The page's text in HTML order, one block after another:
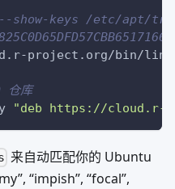
--show-keys /etc/apt/
project.org/bin/
仓库
"deb https://cloud.r-
来自动匹配你的 Ubuntu
“impish”, “focal”,